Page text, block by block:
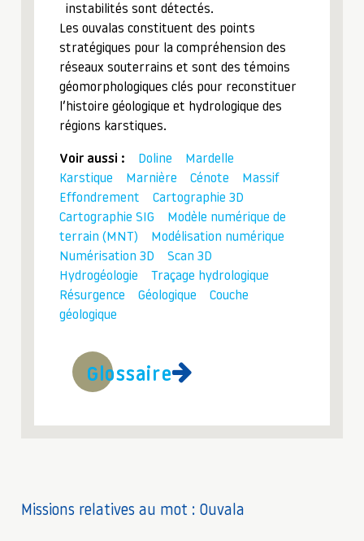
instabilités sont détectés.
Les ouvalas constituent des points
stratégiques pour la compréhension des
réseaux souterrains et sont des témoins
géomorphologiques clés pour reconstituer
l’histoire géologique et hydrologique des
régions karstiques.
Voir aussi : Doline
Mardelle
Karstique
Marnière Cénote
Massif
Effondrement
Cartographie 3D
Cartographie SIG
Modèle numérique de
terrain (MNT)
Modélisation numérique
Numérisation 3D
Scan 3D
Hydrogéologie
Traçage hydrologique
Résurgence
Géologique
Couche
géologique
Glossaire
Missions relatives au mot : Ouvala